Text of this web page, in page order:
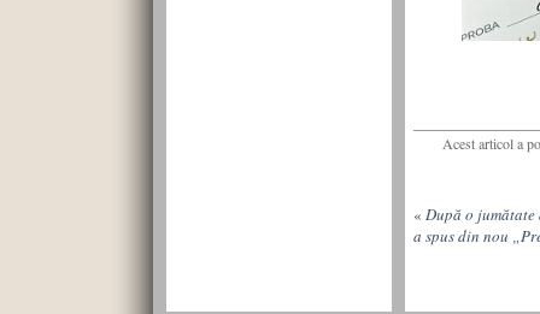
Acest articol a
« După o jumătate
a spus din nou